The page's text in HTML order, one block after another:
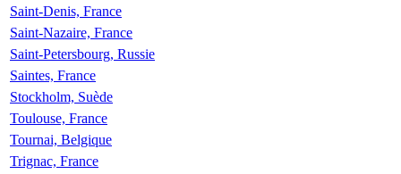
Saint-Denis, France
Saint-Nazaire, France
Saint-Petersbourg, Russie
Saintes, France
Stockholm, Suède
Toulouse, France
Tournai, Belgique
Trignac, France